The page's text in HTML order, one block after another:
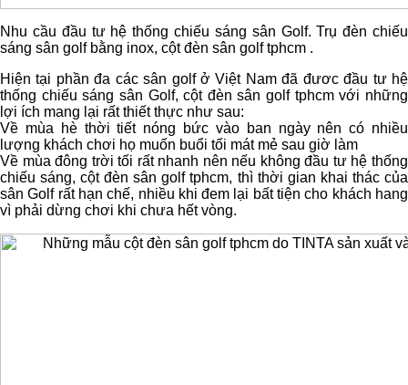
Nhu cầu đầu tư hệ thống chiếu sáng sân Golf. Trụ đèn chiếu
sáng sân golf bằng inox, cột đèn sân golf tphcm .
Hiện tại phần đa các sân golf ở Việt Nam đã đươc đầu tư hệ
thống chiếu sáng sân Golf, cột đèn sân golf tphcm với những
lợi ích mang lại rất thiết thực như sau:
Về mùa hè thời tiết nóng bức vào ban ngày nên có nhiều
lượng khách chơi họ muốn buổi tối mát mẻ sau giờ làm
Về mùa đông trời tối rất nhanh nên nếu không đầu tư hệ thống
chiếu sáng, cột đèn sân golf tphcm, thì thời gian khai thác của
sân Golf rất hạn chế, nhiều khi đem lại bất tiện cho khách hang
vì phải dừng chơi khi chưa hết vòng.